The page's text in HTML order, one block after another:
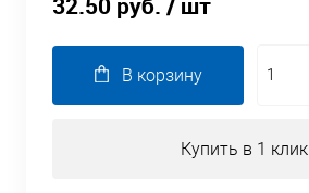
В корзину
Купить в 1 клик